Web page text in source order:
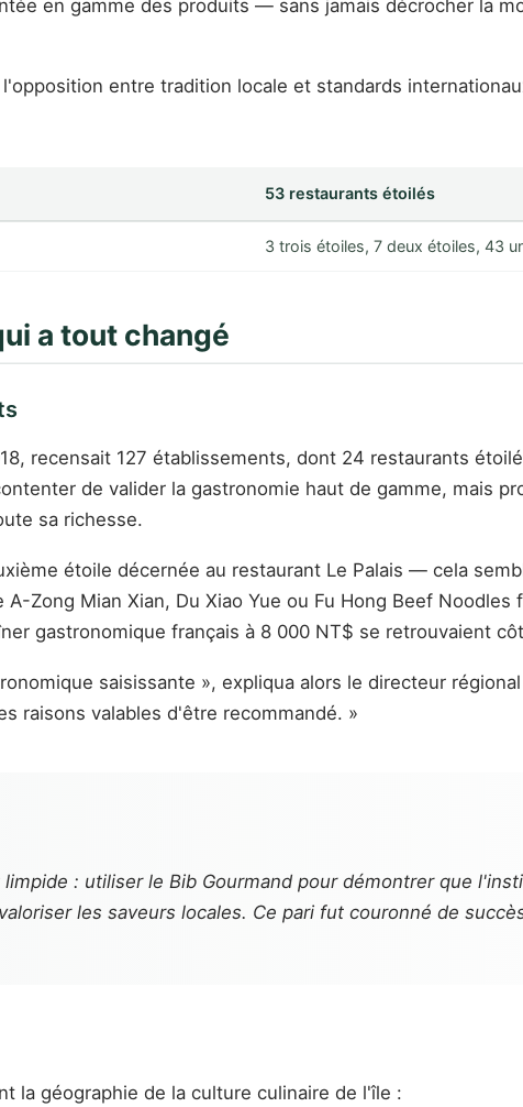
en gamme des produits — sans jamais décrocher la
entre tradition locale et standards
53 restaurants étoilés
3 trois étoiles, 7 deux étoiles, 43
a tout changé
recensait 127 établissements, dont 24 restaurants
de valider la gastronomie haut de gamme, mais
sa richesse.
étoile décernée au restaurant Le Palais — cela
Zong Mian Xian, Du Xiao Yue ou Fu Hong Beef
gastronomique français à 8 000 NT$ se retrouvaient
saisissante », expliqua alors le directeur
raisons valables d'être recommandé. »
: utiliser le Bib Gourmand pour démontrer que
les saveurs locales. Ce pari fut couronné de
la géographie de la culture culinaire de l'île :